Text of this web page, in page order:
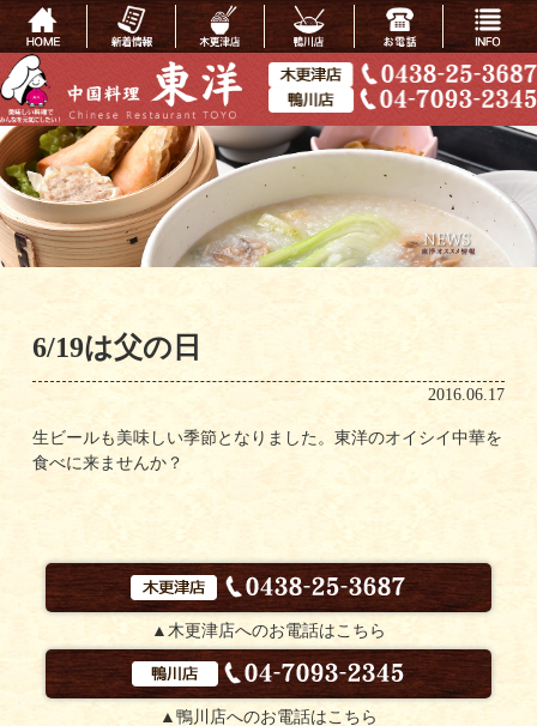
6/19は父の日
2016.06.17
生ビールも美味しい季節となりました。東洋のオイシイ中華を
食べに来ませんか？
▲木更津店へのお電話はこちら
▲鴨川店へのお電話はこちら